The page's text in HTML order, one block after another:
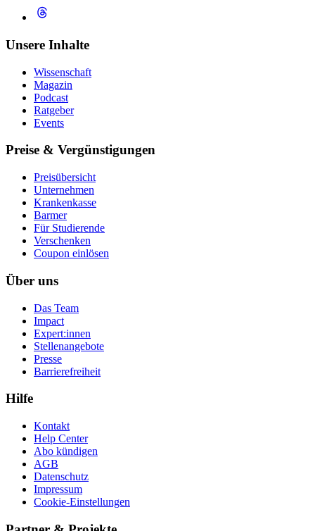
Unsere Inhalte
Wissenschaft
Magazin
Podcast
Ratgeber
Events
Preise & Vergünstigungen
Preisübersicht
Unternehmen
Krankenkasse
Barmer
Für Studierende
Ver­schen­ken
Coupon einlösen
Über uns
Das Team
Impact
Expert:innen
Stellenangebote
Presse
Barrierefreiheit
Hilfe
Kontakt
Help Center
Abo kündigen
AGB
Datenschutz
Impressum
Cookie-Einstellungen